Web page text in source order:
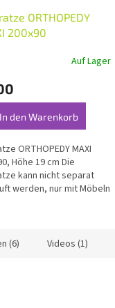
ORTHOPEDY
200x90
Auf Lager
In den Warenkorb
ORTHOPEDY MAXI
Höhe 19 cm Die
kann nicht separat
werden, nur mit Möbeln
(6) Videos (1)